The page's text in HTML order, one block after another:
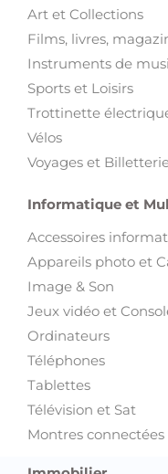
Art et Collections
Films, livres,
Instruments de
Sports et Loisirs
Trottinette
Vélos
Voyages et
Informatique et
Accessoires
Appareils photo et
Image & Son
Jeux vidéo et
Ordinateurs
Téléphones
Tablettes
Télévision et Sat
Montres connectées